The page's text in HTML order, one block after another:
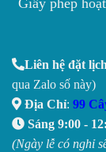
Liên hệ đặt lịch
qua Zalo số này)
Địa Chỉ: 99
Sáng 9:00 -
(Ngày lễ có nghỉ